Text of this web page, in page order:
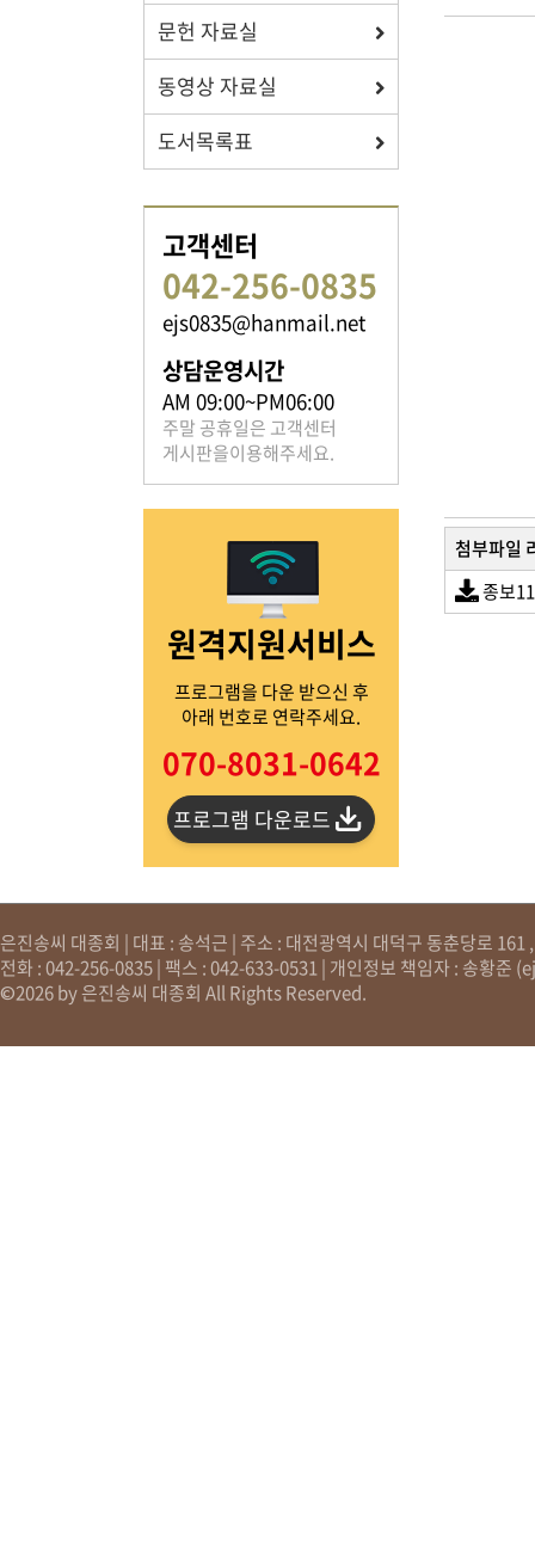
자료실
보학, 전통상식, 도서관에서
족보 자료실
은진송씨의 족보를 확인하실 수 있습니다.
은진송씨의 전달 사항을
문헌 자료실
동영상 자료실
도서목록표
고객센터
042-256-0835
ejs0835@hanmail.net
상담운영시간
AM 09:00~PM06:00
주말 공휴일은 고객센터
게시판을이용해주세요.
원격지원서비스
프로그램을 다운 받으신 후
아래 번호로 연락주세요.
070-8031-0642
프로그램 다운로드
첨부파일
종보
은진송씨 대종회 | 대표 : 송석근 | 주소 : 대전광역시 대덕구 동춘당로
전화 : 042-256-0835 | 팩스 : 042-633-0531 | 개인정보 책임자 : 송황준 (
©2026 by 은진송씨 대종회 All Rights Reserved.